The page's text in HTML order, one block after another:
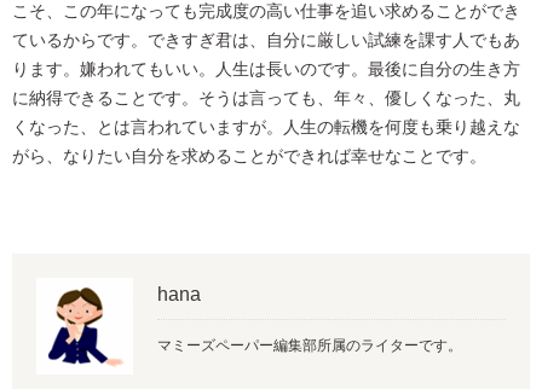
こそ、この年になっても完成度の高い仕事を追い求めることができ
ているからです。できすぎ君は、自分に厳しい試練を課す人でもあ
ります。嫌われてもいい。人生は長いのです。最後に自分の生き方
に納得できることです。そうは言っても、年々、優しくなった、丸
くなった、とは言われていますが。人生の転機を何度も乗り越えな
がら、なりたい自分を求めることができれば幸せなことです。
hana
マミーズペーパー編集部所属のライターです。